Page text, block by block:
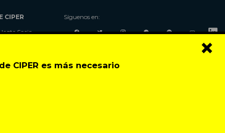
CIPER es más necesario
×
CIPER
Socio
Contacto
Síguenos en: